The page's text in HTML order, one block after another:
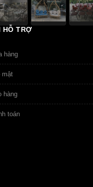
Mua Đúng Giá, Đúng
THU 12, 2025
HỖ TRỢ
hàng
mật
hàng
toán